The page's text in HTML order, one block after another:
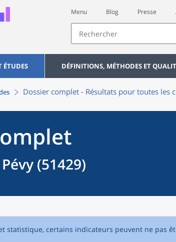
Menu Blog Presse
ÉTUDES DÉFINITIONS, MÉTHODES ET
Dossier complet - Résultats pour toutes
(51429)
statistique, certains indicateurs peuvent ne pas